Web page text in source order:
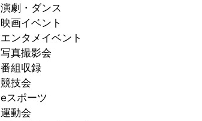
演劇・ダンス
映画イベント
エンタメイベント
写真撮影会
番組収録
競技会
eスポーツ
運動会